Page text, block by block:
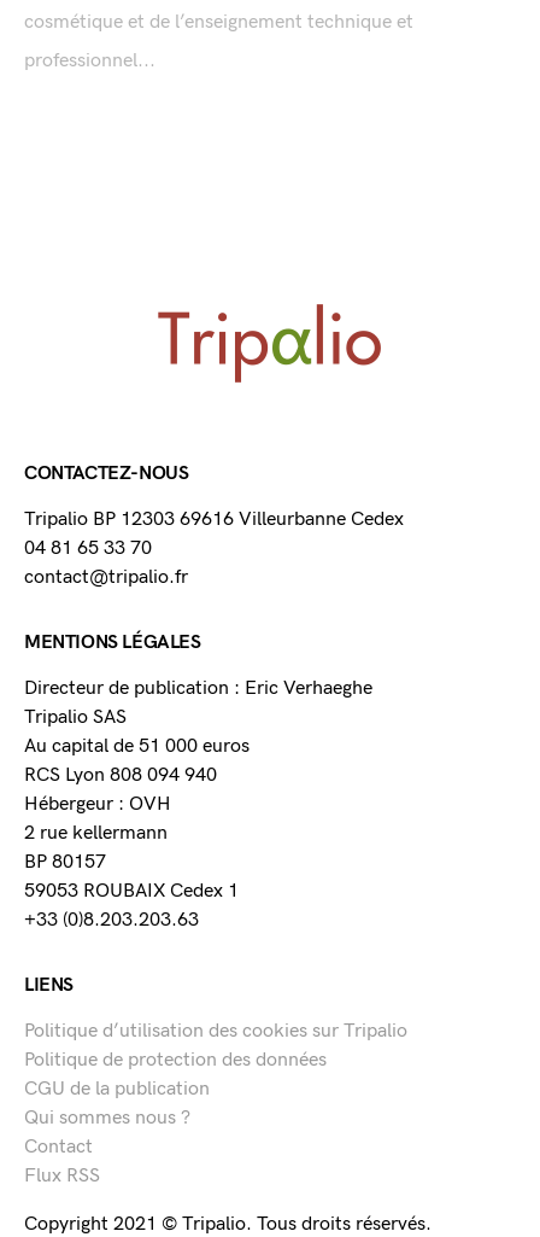
cosmétique et de l’enseignement technique et
professionnel...
CONTACTEZ-NOUS
Tripalio BP 12303 69616 Villeurbanne Cedex
04 81 65 33 70
contact@tripalio.fr
MENTIONS LÉGALES
Directeur de publication : Eric Verhaeghe
Tripalio SAS
Au capital de 51 000 euros
RCS Lyon 808 094 940
Hébergeur : OVH
2 rue kellermann
BP 80157
59053 ROUBAIX Cedex 1
+33 (0)8.203.203.63
LIENS
Politique d’utilisation des cookies sur Tripalio
Politique de protection des données
CGU de la publication
Qui sommes nous ?
Contact
Flux RSS
Copyright 2021 © Tripalio. Tous droits réservés.